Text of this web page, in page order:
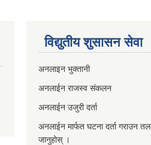
विद्युतीय शुसासन सेवा
अनलाइन भुक्तानी
अनलाईन राजस्व संकलन
अनलाईन उजुरी दर्ता
अनलाईन मार्फत घटना दर्ता गराउन
जानुहोस् ।